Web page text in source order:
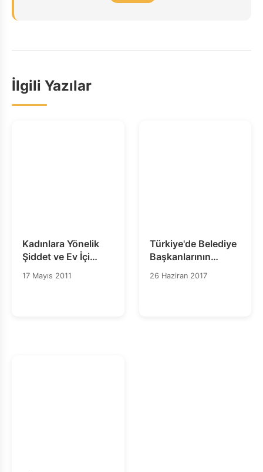
İlgili Yazılar
Kadınlara Yönelik
Şiddet ve Ev İçi
Şiddetin Önlenmesi
ve Bunlarla
17 Mayıs 2011
Türkiye'de Belediye
Başkanlarının
Durumuna ilişkin
26 Haziran 2017